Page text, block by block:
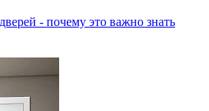
- почему это важно знать